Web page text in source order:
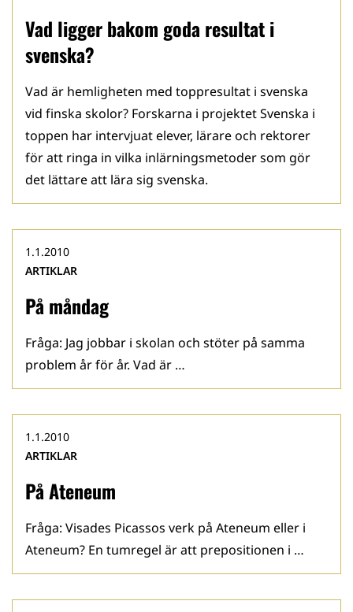
Vad ligger bakom goda resultat i
svenska?
Vad är hemligheten med toppresultat i svenska
vid finska skolor? Forskarna i projektet Svenska i
toppen har intervjuat elever, lärare och rektorer
för att ringa in vilka inlärningsmetoder som gör
det lättare att lära sig svenska.
På måndag
1.1.2010
ARTIKLAR
Fråga: Jag jobbar i skolan och stöter på samma
problem år för år. Vad är …
På Ateneum
1.1.2010
ARTIKLAR
Fråga: Visades Picassos verk på Ateneum eller i
Ateneum? En tumregel är att prepositionen i …